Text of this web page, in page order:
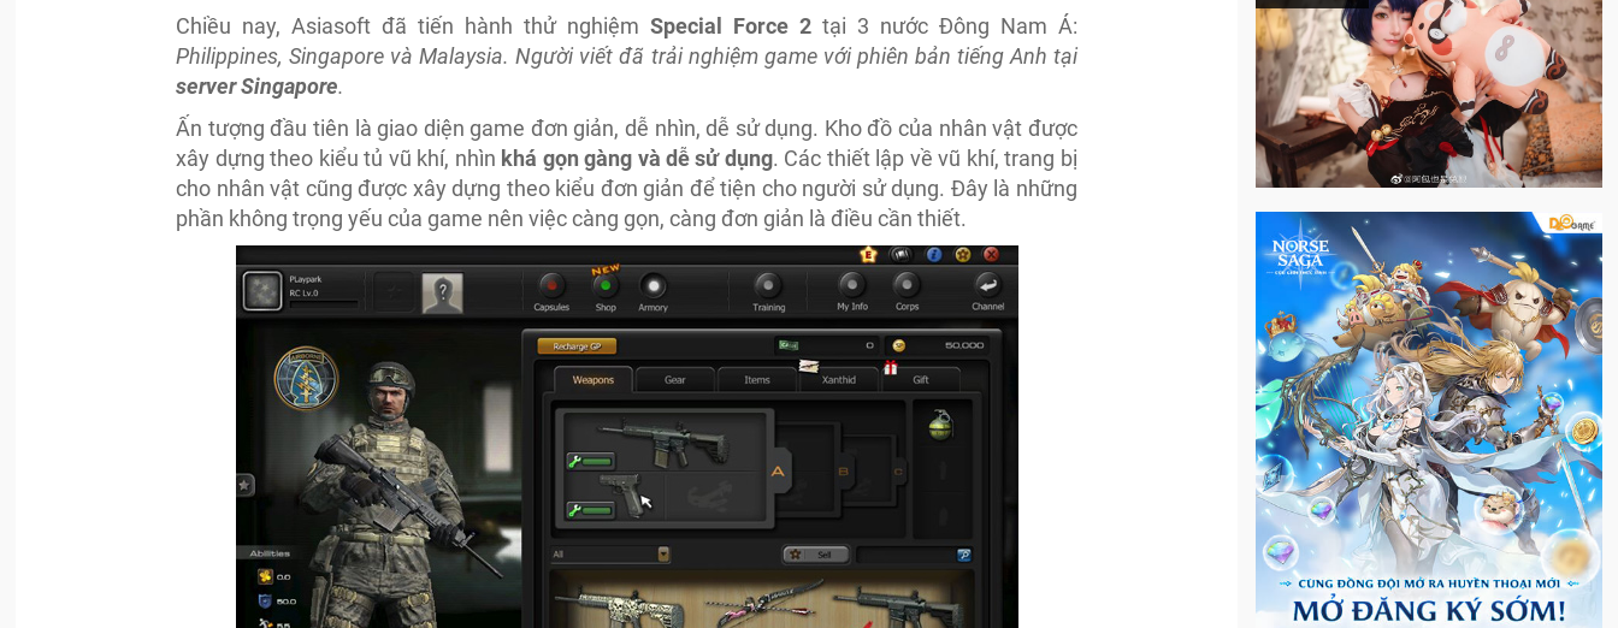
Chiều nay, Asiasoft đã tiến hành thử nghiệmSpecial Force 2tại 3 nước Đông Nam Á:
Philippines, Singapore và Malaysia.Người viết đã trải nghiệm game với phiên bản tiếng Anh tại
server Singapore.
Ấn tượng đầu tiên là giao diện game đơn giản, dễ nhìn, dễ sử dụng. Kho đồ của nhân vật được
xây dựng theo kiểu tủ vũ khí, nhìn khá gọn gàng và dễ sử dụng. Các thiết lập về vũ khí, trang bị
cho nhân vật cũng được xây dựng theo kiểu đơn giản để tiện cho người sử dụng. Đây là những
phần không trọng yếu của game nên việc càng gọn, càng đơn giản là điều cần thiết.